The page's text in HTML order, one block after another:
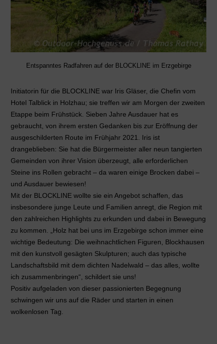
Entspanntes Radfahren auf der BLOCKLINE im Erzgebirge
Initiatorin für die BLOCKLINE war Iris Gläser, die Chefin vom
Hotel Talblick in Holzhau; sie treffen wir am Morgen der zweiten
Etappe beim Frühstück. Sieben Jahre Ausdauer hat es
gebraucht, von ihrem ersten Gedanken bis zur Eröffnung der
ausgeschilderten Route im Frühjahr 2021. Iris ist
drangeblieben: Sie hat die Bürgermeister aller neun tangierten
Gemeinden von ihrer Vision überzeugt, alle erforderlichen
Steine ins Rollen gebracht – da waren einige Brocken dabei –
und Ausdauer bewiesen!
Mit der BLOCKLINE wollte sie ein Angebot schaffen, das
insbesondere junge Leute und Familien anregt, die Region mit
den zahlreichen Highlights zu erkunden und dabei in Bewegung
zu kommen. „Holz hat bei uns im Erzgebirge schon immer eine
wichtige Bedeutung: Die weihnachtlichen Figuren, Blockhausen
mit den kunstvoll gesägten Skulpturen; auch das typische
Landschaftsbild mit dem dichten Nadelwald – das alles, wollte
ich zusammenbringen“, schildert sie uns!
Positiv aufgeladen von dieser passionierten Begegnung
schwingen wir uns auf die Räder und starten in einen
wolkenlosen Tag.